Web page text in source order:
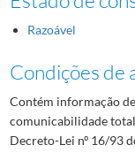
Razoável
Condições de
Contém informação
comunicabilidade
Decreto-Lei nº 16/93